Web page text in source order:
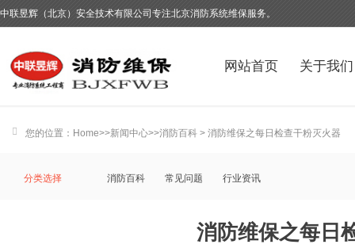
中联昱辉（北京）安全技术有限公司专注北京消防系统维保服务。
网站首页 关于我们
您的位置： Home>>新闻中心>>消防百科 > 消防维保之每日检查干粉灭火器
分类选择 消防百科 常见问题 行业资讯
消防维保之每日